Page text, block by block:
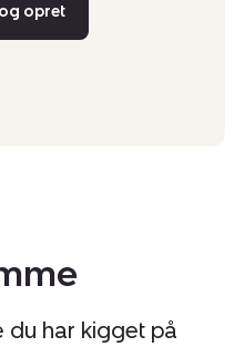
opret
du har kigget på